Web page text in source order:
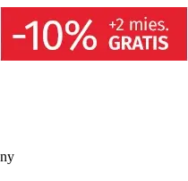
w nowej karcie